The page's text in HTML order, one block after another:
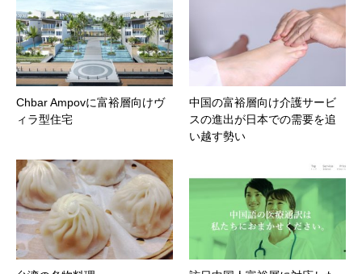
Chbar Ampovに富裕層向けヴ
ィラ型住宅
中国の富裕層向け介護サービ
スの進出が日本での需要を追
い越す勢い